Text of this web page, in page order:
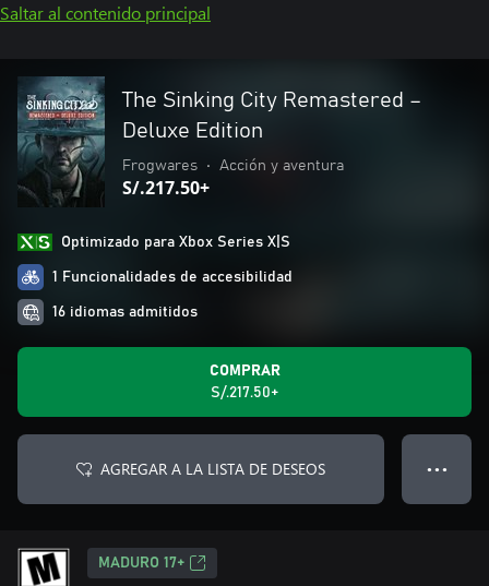
Saltar al contenido principal
The Sinking City Remastered –
Deluxe Edition
Frogwares • Acción y aventura
S/.217.50+
Optimizado para Xbox Series X|S
1 Funcionalidades de accesibilidad
16 idiomas admitidos
COMPRAR
S/.217.50+
AGREGAR A LA LISTA DE DESEOS ● ● ●
MADURO 17+